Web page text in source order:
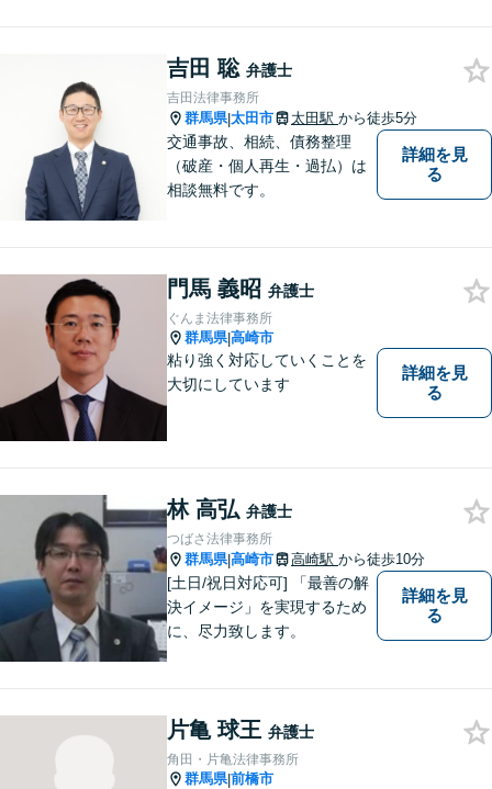
い合わせください。
吉田 聡 弁護士
吉田法律事務所
群馬県|太田市 太田駅 から徒歩5分
交通事故、相続、債務整理
（破産・個人再生・過払）は
相談無料です。
詳細を見
る
門馬 義昭 弁護士
ぐんま法律事務所
群馬県|高崎市
粘り強く対応していくことを
大切にしています
詳細を見
る
林 高弘 弁護士
つばさ法律事務所
群馬県|高崎市 高崎駅 から徒歩10分
[土日/祝日対応可] 「最善の解
決イメージ」を実現するため
に、尽力致します。
詳細を見
る
片亀 球王 弁護士
角田・片亀法律事務所
群馬県|前橋市